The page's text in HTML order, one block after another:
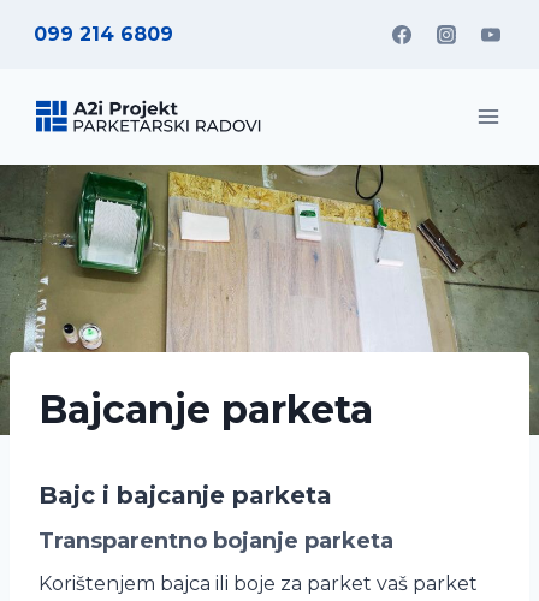
099 214 6809
Bajcanje parketa
Bajc i bajcanje parketa
Transparentno bojanje parketa
Korištenjem bajca ili boje za parket vaš parket